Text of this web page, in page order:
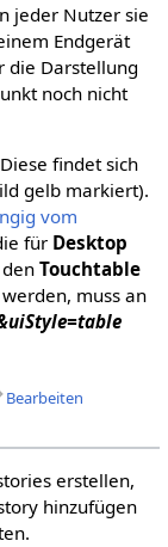
jeder Nutzer sie
Endgerät
die Darstellung
noch nicht
findet sich
gelb markiert).
vom
für Desktop
Touchtable
muss an
Bearbeiten
erstellen,
hinzufügen